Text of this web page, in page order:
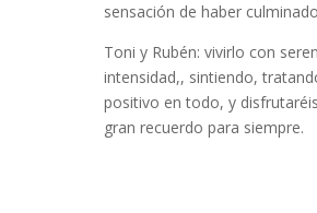
sensación de haber
Toni y Rubén: vivirlo con
intensidad,, sintiendo,
positivo en todo, y
gran recuerdo para siempre.